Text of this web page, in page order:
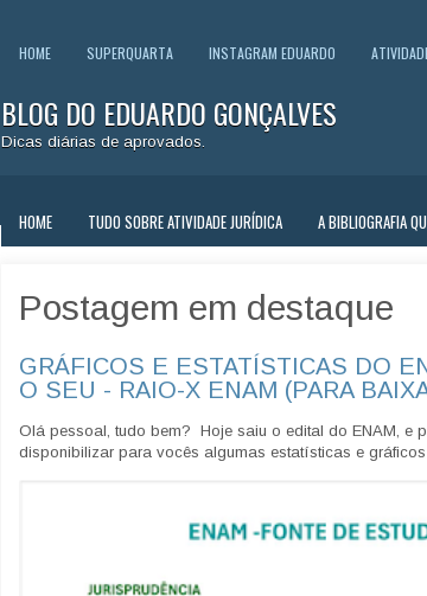
HOME SUPERQUARTA INSTAGRAM EDUARDO
BLOG DO EDUARDO GONÇALVES
Dicas diárias de aprovados.
HOME TUDO SOBRE ATIVIDADE JURÍDICA A BIBLIOGRAFIA
Postagem em destaque
GRÁFICOS E ESTATÍSTICAS DO
O SEU - RAIO-X ENAM (PARA
Olá pessoal, tudo bem? Hoje saiu o edital do ENAM, e
disponibilizar para vocês algumas estatísticas e